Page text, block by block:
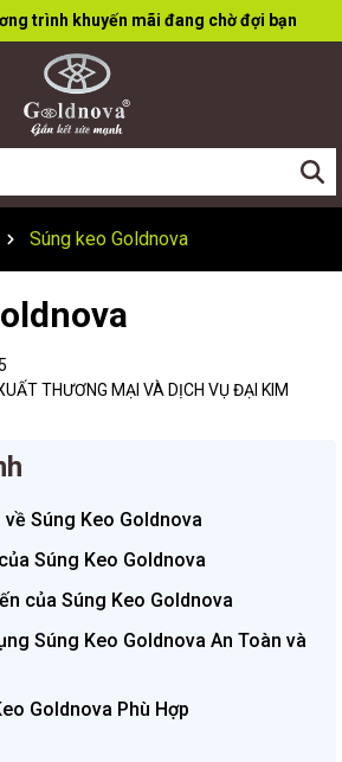
trình khuyến mãi đang chờ đợi bạn
Súng keo Goldnova
THƯƠNG MẠI VÀ DỊCH VỤ ĐẠI KIM
Súng Keo Goldnova
Súng Keo Goldnova
của Súng Keo Goldnova
Súng Keo Goldnova An Toàn và
Goldnova Phù Hợp